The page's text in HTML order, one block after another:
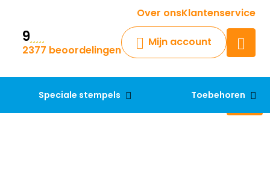
Over onsKlantenservice
9
2377 beoordelingen
Mijn account
Speciale stempels Toebehoren
Krijg een antwoord op uw vraag
Chatbot
Chat 24/7 met onze chatbot
Contact